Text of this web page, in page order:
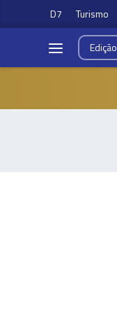
D7 Turismo
Edição